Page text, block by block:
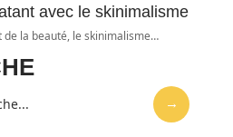
avec le skinimalisme
la beauté, le skinimalisme…